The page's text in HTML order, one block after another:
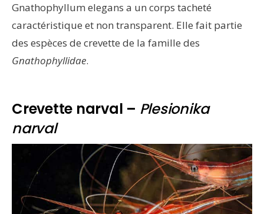
Gnathophyllum elegans a un corps tacheté
caractéristique et non transparent. Elle fait partie
des espèces de crevette de la famille des
Gnathophyllidae.
Crevette narval – Plesionika
narval